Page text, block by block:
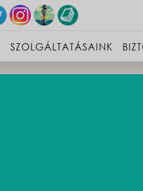
SZOLGÁLTATÁSAINK